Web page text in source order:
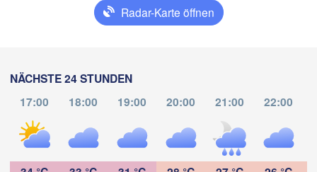
Radar-Karte öffnen
NÄCHSTE 24 STUNDEN
17:00
18:00 19:00 20:00 21:00 22:00
Temperatur
Mi
05. Aug
Do
06. Aug 07. Aug
Sa
08. Aug
So
09. Aug
Mo
10. Aug 11. Aug
:00 21 :00 22 :00 23 :00 00 :00 01 :00 02